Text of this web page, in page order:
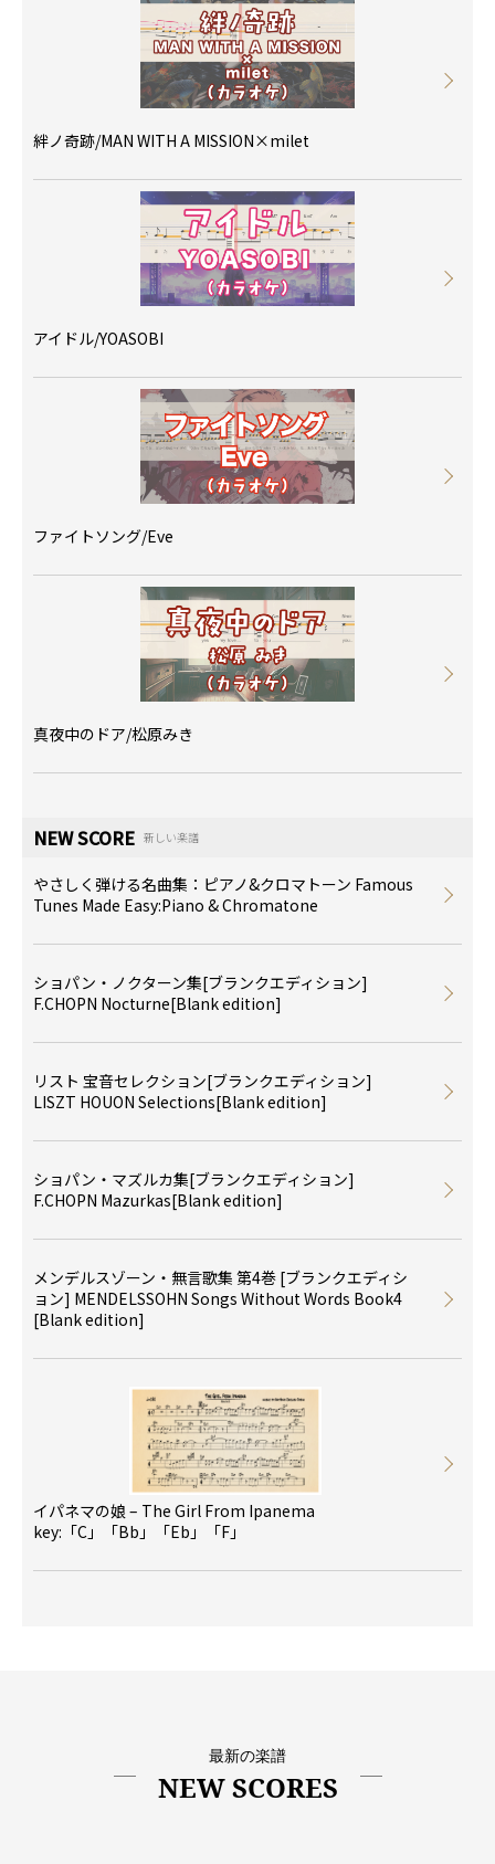
絆ノ奇跡/MAN WITH A MISSION×milet
アイドル/YOASOBI
ファイトソング/Eve
真夜中のドア/松原みき
NEW SCORE 新しい楽譜
やさしく弾ける名曲集：ピアノ&クロマトーン Famous
Tunes Made Easy:Piano & Chromatone
ショパン・ノクターン集[ブランクエディション]
F.CHOPN Nocturne[Blank edition]
リスト 宝音セレクション[ブランクエディション]
LISZT HOUON Selections[Blank edition]
ショパン・マズルカ集[ブランクエディション]
F.CHOPN Mazurkas[Blank edition]
メンデルスゾーン・無言歌集 第4巻 [ブランクエディシ
ョン] MENDELSSOHN Songs Without Words Book4
[Blank edition]
イパネマの娘 – The Girl From Ipanema
key:「C」「Bb」「Eb」「F」
最新の楽譜
NEW SCORES